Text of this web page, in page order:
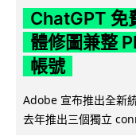
ChatGPT 免
體修圖兼整
帳號
Adobe 宣布推出全新
去年推出三個獨立